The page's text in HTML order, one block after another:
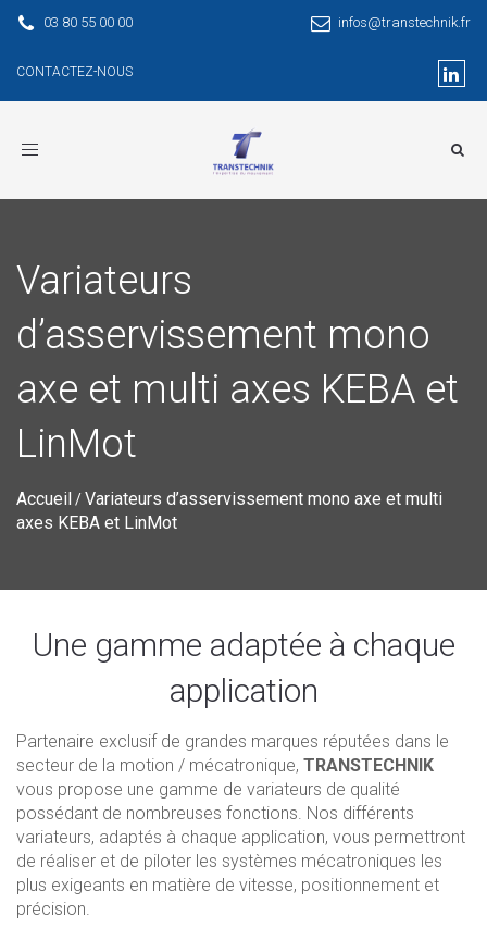
03 80 55 00 00 infos@transtechnik.fr
CONTACTEZ-NOUS
Toggle
Variateurs
d’asservissement mono
axe et multi axes KEBA et
LinMot
Accueil/Variateurs d’asservissement mono axe et multi
axes KEBA et LinMot
Une gamme adaptée à chaque
application
Partenaire exclusif de grandes marques réputées dans le
secteur de la motion / mécatronique, TRANSTECHNIK
vous propose une gamme de variateurs de qualité
possédant de nombreuses fonctions. Nos différents
variateurs, adaptés à chaque application, vous permettront
de réaliser et de piloter les systèmes mécatroniques les
plus exigeants en matière de vitesse, positionnement et
précision.